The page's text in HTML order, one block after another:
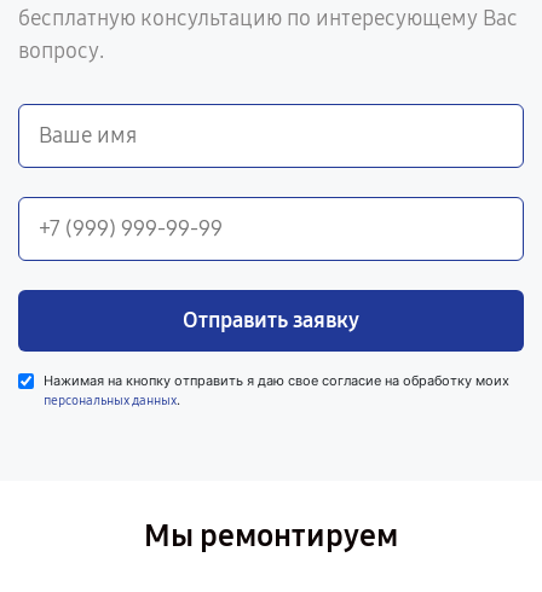
бесплатную консультацию по интересующему Вас
вопросу.
Отправить заявку
Нажимая на кнопку отправить я даю свое согласие на обработку моих
персональных данных.
Мы ремонтируем